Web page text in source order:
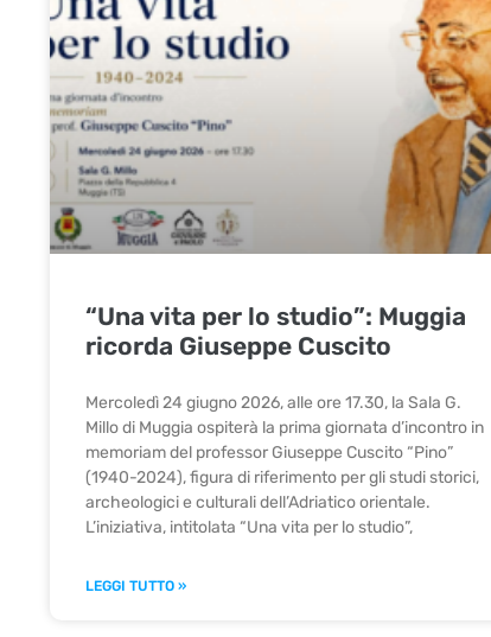
“Una vita per lo studio”: Muggia
ricorda Giuseppe Cuscito
Mercoledì 24 giugno 2026, alle ore 17.30, la Sala G.
Millo di Muggia ospiterà la prima giornata d’incontro in
memoriam del professor Giuseppe Cuscito “Pino”
(1940-2024), figura di riferimento per gli studi storici,
archeologici e culturali dell’Adriatico orientale.
L’iniziativa, intitolata “Una vita per lo studio”,
LEGGI TUTTO »